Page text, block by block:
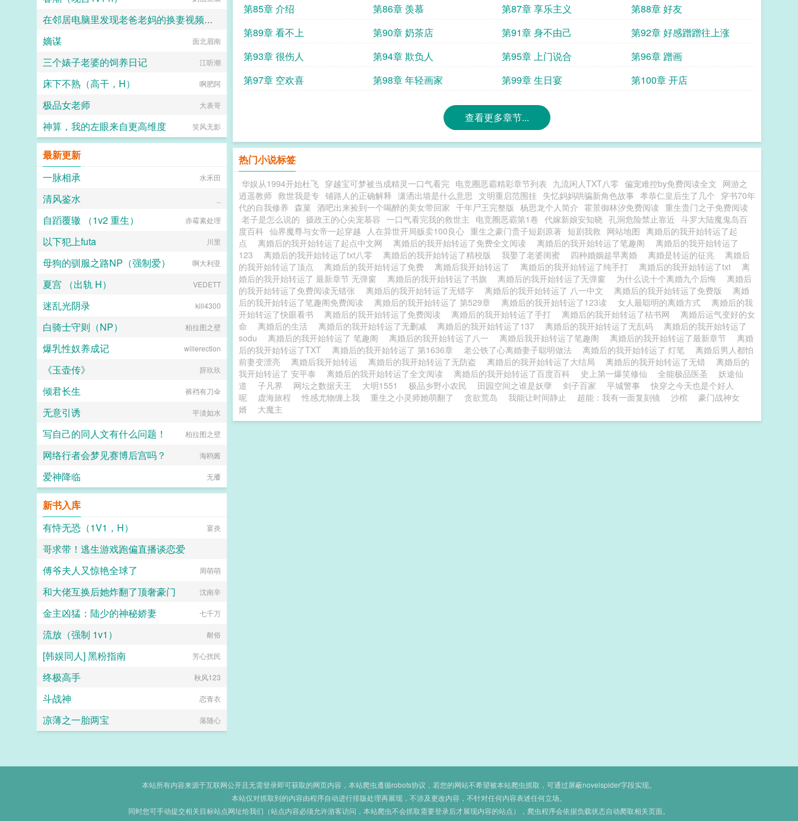
第85章 介绍
第86章 羡慕 第87章 享乐主义
第88章 好友
第89章 看不上
第90章 奶茶店 第91章 身不由己
第92章 好感蹭蹭往上涨
第93章 很伤人
第94章 欺负人 第95章 上门说合
第96章 蹭画
第97章 空欢喜
第98章 年轻画家 第99章 生日宴 第100章 开店
查看更多章节...
热门小说标签
华娱从1994开始杜飞 穿越宝可梦被当成精灵一口气看完 电竞圈恶霸精彩章节列表 九流闲人TXT八零 偏宠难控by免费阅读全文 网游之
逍遥教师 救世我是专 铺路人的正确解释 潇洒出墙是什么意思 文明重启范围挂 失忆妈妈哄骗新角色故事 孝恭仁皇后生了几个 穿书70年
代的自我修养 森菓 酒吧出来捡到一个喝醉的美女带回家 千年尸王完整版 杨思龙个人简介 霍景御林汐免费阅读 重生贵门之子免费阅读
老子是怎么说的 摄政王的心尖宠慕容 一口气看完我的救世主 电竞圈恶霸第1卷 代嫁新娘安知晓 孔洞危险禁止靠近 斗罗大陆魔鬼岛百
度百科 仙界魔尊与女帝一起穿越 人在异世开局贩卖100良心 重生之豪门贵子短剧原著 短剧我救 网站地图 离婚后的我开始转运了起
点
离婚后的我开始转运了起点中文网 离婚后的我开始转运了免费全文阅读 离婚后的我开始转运了笔趣阁
离婚后的我开始转运了
123
离婚后的我开始转运了txt八零 离婚后的我开始转运了精校版 我娶了老婆闺蜜 四种婚姻趁早离婚 离婚是转运的征兆
离婚后
的我开始转运了顶点
离婚后的我开始转运了免费 离婚后我开始转运了 离婚后的我开始转运了纯手打 离婚后的我开始转运了txt
离
婚后的我开始转运了 最新章节 无弹窗
离婚后的我开始转运了书旗 离婚后的我开始转运了无弹窗 为什么说十个离婚九个后悔
离婚后
的我开始转运了免费阅读无错张
离婚后的我开始转运了无错字 离婚后的我开始转运了 八一中文 离婚后的我开始转运了免费版
离婚
后的我开始转运了笔趣阁免费阅读
离婚后的我开始转运了 第529章 离婚后的我开始转运了123读 女人最聪明的离婚方式
离婚后的我
开始转运了快眼看书
离婚后的我开始转运了免费阅读 离婚后的我开始转运了手打 离婚后的我开始转运了桔书网
离婚后运气变好的女
命
离婚后的生活 离婚后的我开始转运了无删减 离婚后的我开始转运了137 离婚后的我开始转运了无乱码
离婚后的我开始转运了
sodu
离婚后的我开始转运了 笔趣阁 离婚后的我开始转运了八一 离婚后我开始转运了笔趣阁 离婚后的我开始转运了最新章节
离婚
后的我开始转运了TXT
离婚后的我开始转运了 第1636章 老公铁了心离婚妻子聪明做法 离婚后的我开始转运了 灯笔
离婚后男人都怕
前妻变漂亮
离婚后我开始转运 离婚后的我开始转运了无防盗 离婚后的我开始转运了大结局 离婚后的我开始转运了无错
离婚后的
我开始转运了 安平泰
离婚后的我开始转运了全文阅读 离婚后的我开始转运了百度百科 史上第一爆笑修仙 全能极品医圣
妖途仙
道
子凡界 网坛之数据天王 大明1551 极品乡野小农民 田园空间之谁是妖孽 剑子百家 平城警事
快穿之今天也是个好人
呢
虚海旅程 性感尤物缠上我 重生之小灵师她萌翻了 贪欲荒岛 我能让时间静止 超能：我有一面复刻镜 沙棺
豪门战神女
婿
大魔主
在邻居电脑里发现老爸老妈的换妻视频以后
鱼干罐头
嫡谋 面北眉南
三个婊子老婆的饲养日记 江听潮
床下不熟（高干，H） 啊肥阿
极品女老师 大表哥
神算，我的左眼来自更高维度 笑风无影
最新更新
一脉相承
水禾田
清风鉴水
自蹈覆辙 （1v2 重生） 赤霉素处理
以下犯上futa 川里
母狗的驯服之路NP（强制爱） 啊大利亚
夏宫 （出轨 H） VEDETT
迷乱光阴录 kill4300
白骑士守则（NP） 柏拉图之壁
爆乳性奴养成记 willerection
《玉壶传》 辞玖玖
倾君长生 裤裆有刀伞
无意引诱 平淡如水
写自己的同人文有什么问题！ 柏拉图之壁
网络行者会梦见赛博后宫吗？ 海鸥酱
爱神降临 无餍
新书入库
有恃无恐（1V1，H）
宴炎
哥求带！逃生游戏跑偏直播谈恋爱
不能说我不行
傅爷夫人又惊艳全球了 周萌萌
和大佬互换后她炸翻了顶奢豪门 沈南辛
金主凶猛：陆少的神秘娇妻 七千万
流放（强制 1v1） 耐俗
[韩娱同人] 黑粉指南 芳心扰民
终极高手 秋风123
斗战神 恋青衣
凉薄之一胎两宝 落随心
本站所有内容来源于互联网公开且无需登录即可获取的网页内容，本站爬虫遵循robots协议，若您的网站不希望被本站爬虫抓取，可通过屏蔽novelspider字段实现。
本站仅对抓取到的内容由程序自动进行排版处理再展现，不涉及更改内容，不针对任何内容表述任何立场。
同时您可手动提交相关目标站点网址给我们（站点内容必须允许游客访问，本站爬虫不会抓取需要登录后才展现内容的站点），爬虫程序会依据负载状态自动爬取相关页面。